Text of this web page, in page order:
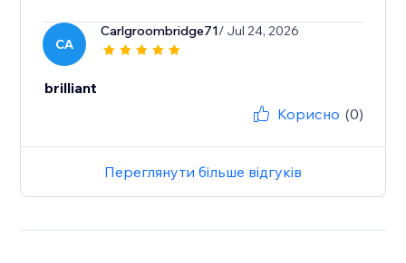
CA
Carlgroombridge71/ Jul 24, 2026
brilliant
Корисно (0)
Переглянути більше відгуків